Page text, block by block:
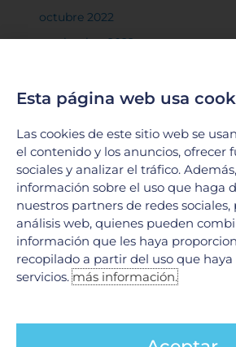
octubre 2022
septiembre 2022
julio 2022
mayo 2022
abril 2022
marzo 2022
febrero 2022
enero 2022
diciembre 2021
noviembre 2021
Esta página web usa
Las cookies de este sitio web se
el contenido y los anuncios, ofrecer
sociales y analizar el tráfico.
información sobre el uso que haga
nuestros partners de redes
análisis web, quienes pueden
información que les haya
recopilado a partir del uso que haya
servicios.más información.